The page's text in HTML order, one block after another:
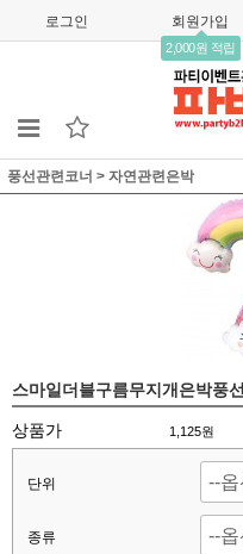
로그인 회원가입
2,000원 적립
풍선관련코너 > 자연관련은박
스마일더블구름무지개은박풍선
상품가 1,125원
단위
종류